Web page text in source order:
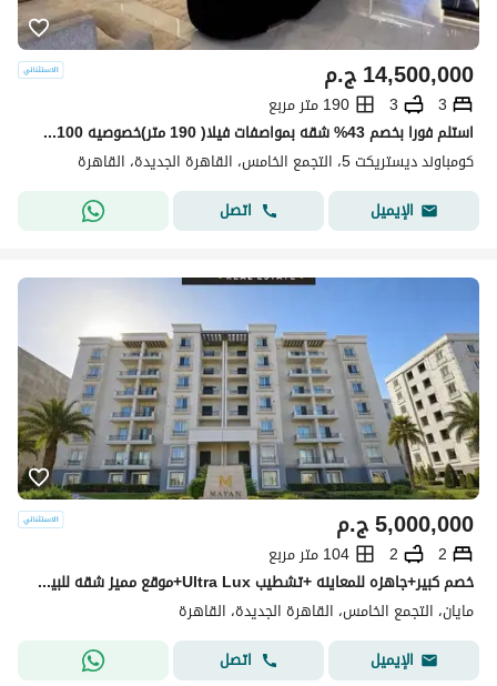
ج.م14,500,000
3
3
190 متر مربع
استلم فورا بخصم 43% شقه بمواصفات فيلا( 190 متر)خصوصيه 100% للبيع في ديستريكت 5 - District 5 التجمع الخامس دقائق من ميفيدا وهايد بارك وماونتن فيو
كومباوند ديستريكت 5، التجمع الخامس، القاهرة الجديدة، القاهرة
الإيميل
اتصل
ج.م5,000,000
2
2
104 متر مربع
خصم كبير+جاهزه للمعاينه +تشطيب Ultra Lux+موقع مميز شقه للبيع في كمبوند مايان التجمع الخامس بين سوان ليك حسن علام و LMD دقايق من HYDE PARK & MIVIDA
مايان، التجمع الخامس، القاهرة الجديدة، القاهرة
الإيميل
اتصل